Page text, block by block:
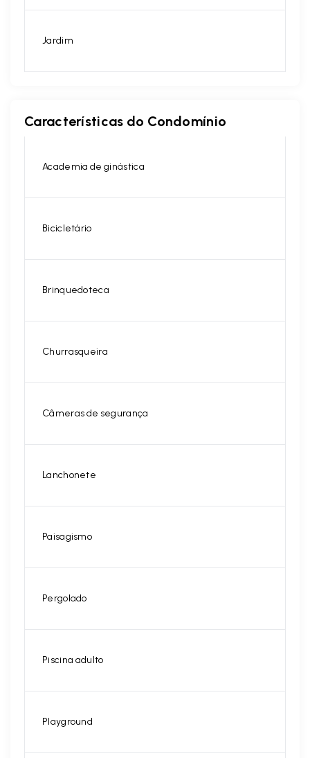
Jardim
Características do Condomínio
Academia de ginástica
Bicicletário
Brinquedoteca
Churrasqueira
Câmeras de segurança
Lanchonete
Paisagismo
Pergolado
Piscina adulto
Playground